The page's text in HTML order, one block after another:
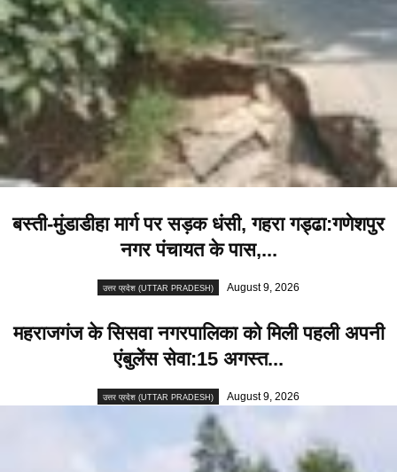
बस्ती-मुंडाडीहा मार्ग पर सड़क धंसी, गहरा गड्ढा:गणेशपुर
नगर पंचायत के पास,...
उत्तर प्रदेश (UTTAR PRADESH) August 9, 2026
महराजगंज के सिसवा नगरपालिका को मिली पहली अपनी
एंबुलेंस सेवा:15 अगस्त...
उत्तर प्रदेश (UTTAR PRADESH) August 9, 2026